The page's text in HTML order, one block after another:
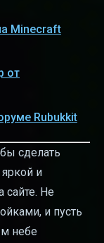
Minecraft
от
Rubukkit
сделать
и
сайте. Не
и пусть
небе